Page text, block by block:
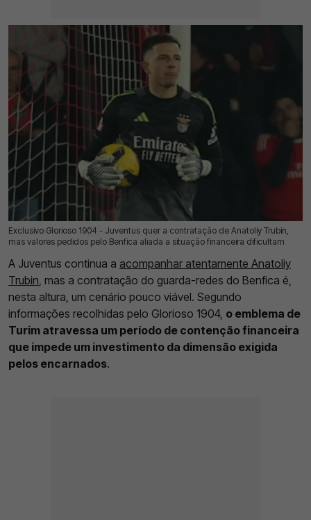
Exclusivo Glorioso 1904 - Juventus quer a contratação de Anatoliy Trubin,
mas valores pedidos pelo Benfica aliada a situação financeira dificultam
21 Jul 2026 | 03:00 | 0
A Juventus continua a acompanhar atentamente Anatoliy
Trubin, mas a contratação do guarda-redes do Benfica é,
nesta altura, um cenário pouco viável. Segundo
informações recolhidas pelo Glorioso 1904, o emblema de
Turim atravessa um período de contenção financeira
que impede um investimento da dimensão exigida
pelos encarnados.